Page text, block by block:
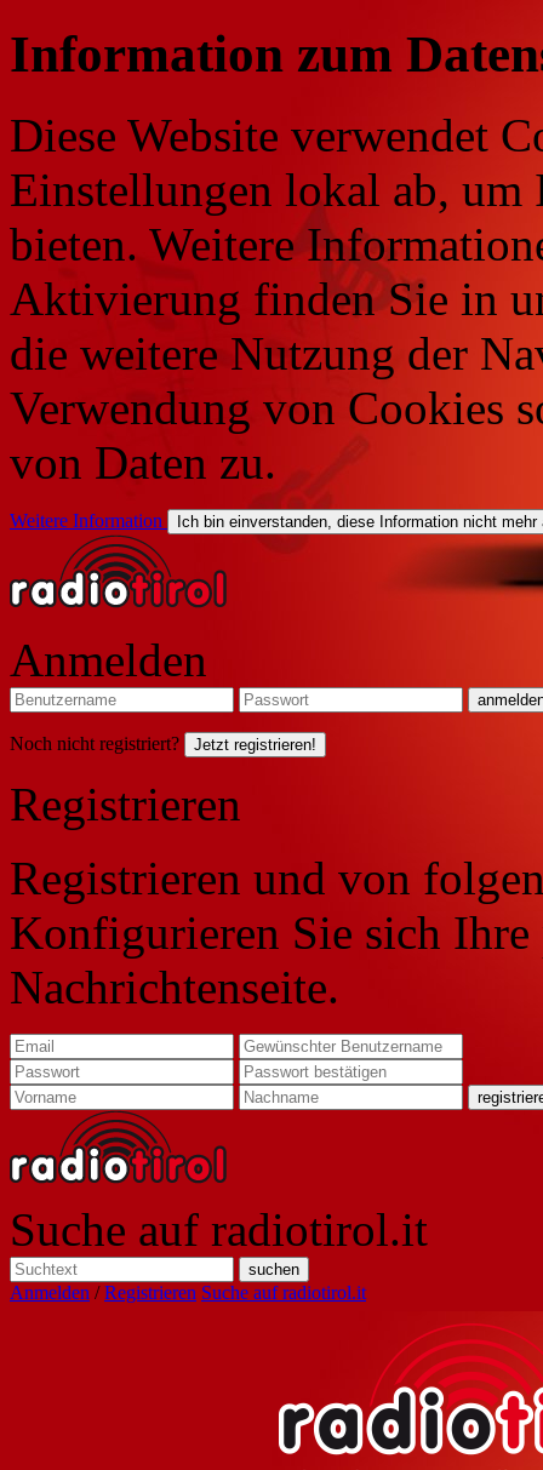
Information zum
Diese Website verwendet
Einstellungen lokal ab, um
bieten. Weitere
Aktivierung finden Sie in
die weitere Nutzung der
Verwendung von Cookies
von Daten zu.
Weitere Information Ich bin einverstanden, diese Information nicht mehr
Anmelden
Noch nicht registriert? Jetzt registrieren!
Registrieren
Registrieren und von
Konfigurieren Sie sich
Nachrichtenseite.
Suche auf radiotirol.it
Anmelden /Registrieren Suche auf radiotirol.it